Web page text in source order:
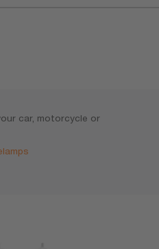
car, motorcycle or